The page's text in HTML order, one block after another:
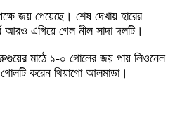
জয় পেয়েছে। শেষ দেখায় হারের
আরও এগিয়ে গেল নীল সাদা দলটি।
মাঠে ১-০ গোলের জয় পায় লিওনেল
করেন থিয়াগো আলমাডা।